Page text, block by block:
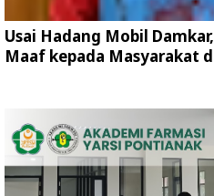
Usai Hadang Mobil
Maaf kepada Masyarakat